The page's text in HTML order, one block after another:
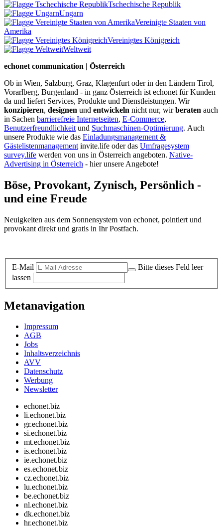
Tschechische Republik
Ungarn
Vereinigte Staaten von
Amerika
Vereinigtes Königreich
Weltweit
echonet communication | Österreich
Ob in Wien, Salzburg, Graz, Klagenfurt oder in den Ländern Tirol,
Vorarlberg, Burgenland - in ganz Österreich ist echonet für Kunden
da und liefert Services, Produkte und Dienstleistungen. Wir
konzipieren, designen und entwickeln nicht nur, wirberaten auch
in Sachen barrierefreie Internetseiten, E-Commerce,
Benutzerfreundlichkeit und Suchmaschinen-Optimierung. Auch
unsere Produkte wie das Einladungsmanagement &
Gästelistenmanagement invite.life oder das Umfragesystem
survey.life werden von uns in Österreich angeboten. Native-
Advertising in Österreich - hier unsere Angebote!
Böse, Provokant, Zynisch, Persönlich -
und eine Freude
Neuigkeiten aus dem Sonnensystem von echonet, pointiert und
provokant direkt und gratis in Ihr Postfach.
E-Mail
Bitte dieses Feld leer
lassen
Metanavigation
Impressum
AGB
Jobs
Inhaltsverzeichnis
AVV
Datenschutz
Werbung
Newsletter
echonet.biz
li.echonet.biz
gr.echonet.biz
si.echonet.biz
mt.echonet.biz
is.echonet.biz
ie.echonet.biz
es.echonet.biz
cz.echonet.biz
lu.echonet.biz
be.echonet.biz
nl.echonet.biz
dk.echonet.biz
hr.echonet.biz